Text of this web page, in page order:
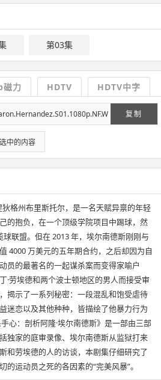
第03集
力 HDTV HDTV中字
复制
中的内容
狄格州布里斯托尔，是一名天赋异禀的年轻
的抱负，在一个顶级学院项目中踢球，然
联盟。但在 2013 年，埃尔南德斯刚刚与
4000 万美元的五年期合约，之后却因为自
员的最著名的一起谋杀案而变得家喻户
·劳埃德和两个波士顿地区的男人而接受审
揭示了一系列秘密：一段混乱和饱受虐待
迷恋以及其他种种，皆描绘了他暴力行为
心：剖析阿隆·埃尔南德斯》是一部由三部
独家的庭审录像、埃尔南德斯从监狱打来
和劳埃德的人的访谈，本剧集仔细研究了
运动员之死的各因素的“完美风暴”。